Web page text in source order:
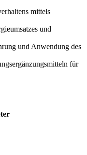
mittels
und
und Anwendung des
für